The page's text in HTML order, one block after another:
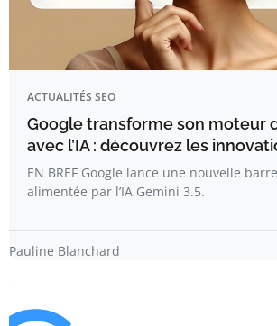
ACTUALITÉS SEO
Google transforme son moteur
avec l’IA : découvrez les
EN BREF Google lance une nouvelle
alimentée par l’IA Gemini 3.5.
Pauline Blanchard